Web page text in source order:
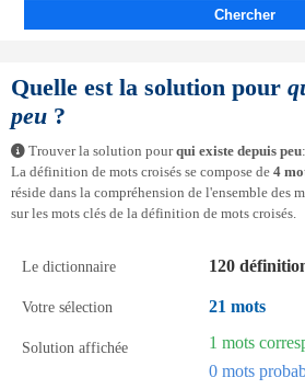
Chercher
Quelle est la solution pour
peu ?
Trouver la solution pourqui existe depuis peu:
La définition de mots croisés se compose de 4
réside dans la compréhension de l'ensemble des
sur les mots clés de la définition de mots croisés.
Le dictionnaire 120
Votre sélection 21 mots
Solution affichée
1 mots
0 mots